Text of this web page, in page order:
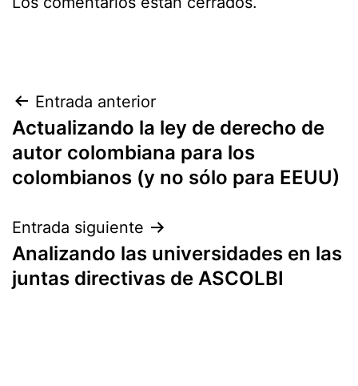
Navegación
de
entradas
Entrada anterior
Actualizando la ley de derecho de
autor colombiana para los
colombianos (y no sólo para EEUU)
Entrada siguiente
Analizando las universidades en las
juntas directivas de ASCOLBI